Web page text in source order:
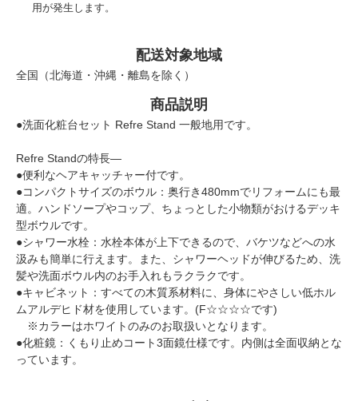
用が発生します。
配送対象地域
全国（北海道・沖縄・離島を除く）
商品説明
●洗面化粧台セット Refre Stand 一般地用です。
Refre Standの特長―
●便利なヘアキャッチャー付です。
●コンパクトサイズのボウル：奥行き480mmでリフォームにも最
適。ハンドソープやコップ、ちょっとした小物類がおけるデッキ
型ボウルです。
●シャワー水栓：水栓本体が上下できるので、バケツなどへの水
汲みも簡単に行えます。また、シャワーヘッドが伸びるため、洗
髪や洗面ボウル内のお手入れもラクラクです。
●キャビネット：すべての木質系材料に、身体にやさしい低ホル
ムアルデヒド材を使用しています。(F☆☆☆☆です)
※カラーはホワイトのみのお取扱いとなります。
●化粧鏡：くもり止めコート3面鏡仕様です。内側は全面収納とな
っています。